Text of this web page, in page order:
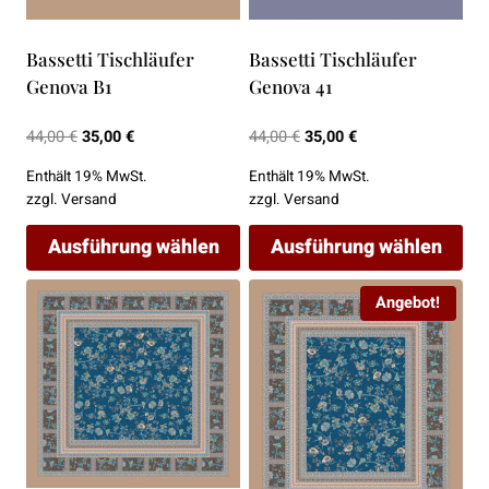
Bassetti Tischläufer
Genova B1
44,00€Ursprünglicher
war:
44,00 €
35,00€Aktueller
ist:
Enthält 19% MwSt.
zzgl. Versand
Ausführung wählen
Dieses
Produkt
weist
mehrere
Varianten
auf.
Die
Bassetti Tischläufer
Genova 41
44,00€Ursprünglicher
war:
44,00 €
35,00€Aktueller
ist:
Enthält 19% MwSt.
zzgl. Versand
Ausführung wählen
Dieses
Produkt
weist
mehrere
Varianten
auf.
Die
Angebot!